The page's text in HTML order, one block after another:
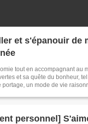
et s'épanouir de
tout en accompagnant au
et sa quête du bonheur,
portage, un mode de vie
activités et jeux sont
personnel]